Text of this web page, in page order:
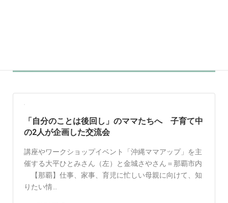
「自分のことは後回し」のママたちへ 子育て中
の2人が企画した交流会
講座やワークショップイベント「沖縄ママアップ」を主
催する大平ひとみさん（左）と金城さやさん＝那覇市内
【那覇】仕事、家事、育児に忙しい母親に向けて、知
りたい情…